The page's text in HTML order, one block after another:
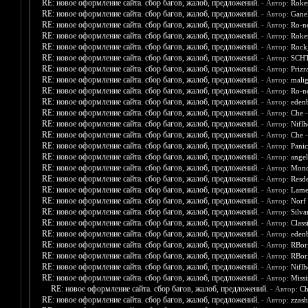
RE: новое оформление сайта. сбор багов, жалоб, предложений. - Автор:
RE: новое оформление сайта. сбор багов, жалоб, предложений. - Автор:
RE: новое оформление сайта. сбор багов, жалоб, предложений. - Автор: Ro-
RE: новое оформление сайта. сбор багов, жалоб, предложений. - Автор:
RE: новое оформление сайта. сбор багов, жалоб, предложений. - Автор:
RE: новое оформление сайта. сбор багов, жалоб, предложений. - Автор:
RE: новое оформление сайта. сбор багов, жалоб, предложений. - Автор:
RE: новое оформление сайта. сбор багов, жалоб, предложений. - Автор:
RE: новое оформление сайта. сбор багов, жалоб, предложений. - Автор: Ro-
RE: новое оформление сайта. сбор багов, жалоб, предложений. - Автор:
RE: новое оформление сайта. сбор багов, жалоб, предложений. - Автор: Che-
RE: новое оформление сайта. сбор багов, жалоб, предложений. - Автор:
RE: новое оформление сайта. сбор багов, жалоб, предложений. - Автор: Che-
RE: новое оформление сайта. сбор багов, жалоб, предложений. - Автор:
RE: новое оформление сайта. сбор багов, жалоб, предложений. - Автор:
RE: новое оформление сайта. сбор багов, жалоб, предложений. - Автор:
RE: новое оформление сайта. сбор багов, жалоб, предложений. - Автор:
RE: новое оформление сайта. сбор багов, жалоб, предложений. - Автор:
RE: новое оформление сайта. сбор багов, жалоб, предложений. - Автор: Norf
RE: новое оформление сайта. сбор багов, жалоб, предложений. - Автор:
RE: новое оформление сайта. сбор багов, жалоб, предложений. - Автор:
RE: новое оформление сайта. сбор багов, жалоб, предложений. - Автор:
RE: новое оформление сайта. сбор багов, жалоб, предложений. - Автор:
RE: новое оформление сайта. сбор багов, жалоб, предложений. - Автор:
RE: новое оформление сайта. сбор багов, жалоб, предложений. - Автор:
RE: новое оформление сайта. сбор багов, жалоб, предложений. - Автор:
RE: новое оформление сайта. сбор багов, жалоб, предложений. - Автор:
RE: новое оформление сайта. сбор багов, жалоб, предложений. - Автор: